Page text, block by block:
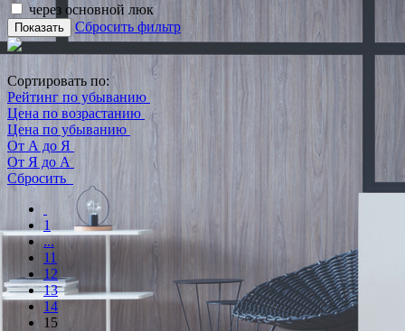
через основной люк
Показать Сбросить фильтр
Сортировать по:
Рейтинг по убыванию
Цена по возрастанию
Цена по убыванию
От А до Я
От Я до А
Сбросить
1
...
11
12
13
14
15